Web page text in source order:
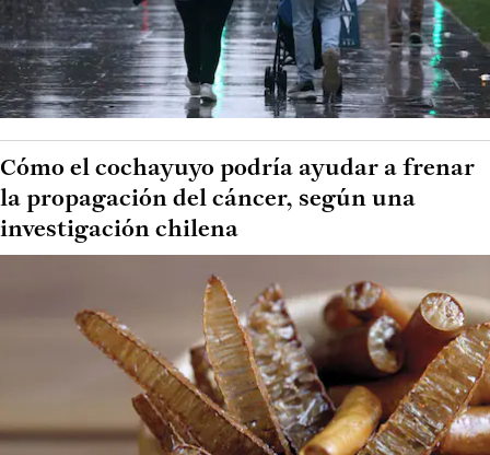
Cómo el cochayuyo podría ayudar a frenar
la propagación del cáncer, según una
investigación chilena